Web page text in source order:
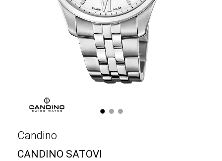
1 2 3
Candino
CANDINO SATOVI